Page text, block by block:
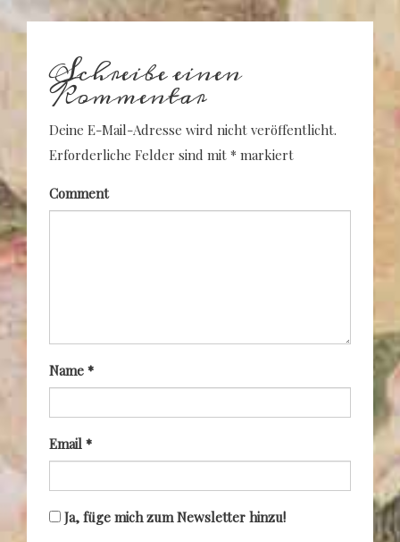
Schreibe einen
Kommentar
Deine E-Mail-Adresse wird nicht veröffentlicht.
Erforderliche Felder sind mit * markiert
Comment
Name *
Email *
Ja, füge mich zum Newsletter hinzu!